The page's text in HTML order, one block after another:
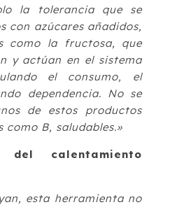
la tolerancia que se
con azúcares añadidos,
como la fructosa, que
y actúan en el sistema
el consumo, el
dependencia. No se
de estos productos
como B, saludables.»
del calentamiento
esta herramienta no